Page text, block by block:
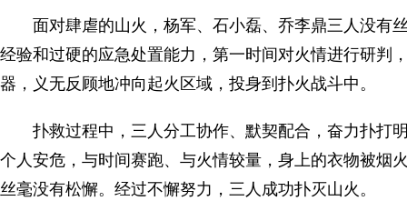
面对肆虐的山火，杨军、石小磊、乔李鼎三人没有
经验和过硬的应急处置能力，第一时间对火情进行研判
器，义无反顾地冲向起火区域，投身到扑火战斗中。
扑救过程中，三人分工协作、默契配合，奋力扑打
个人安危，与时间赛跑、与火情较量，身上的衣物被烟
丝毫没有松懈。经过不懈努力，三人成功扑灭山火。